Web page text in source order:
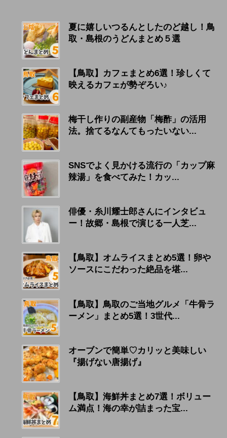
夏に嬉しいつるんとしたのど越し！鳥
取・島根のうどんまとめ５選
【鳥取】カフェまとめ6選！珍しくて
映えるカフェが勢ぞろい♪
梅干し作りの副産物「梅酢」の活用
法。捨てるなんてもったいない...
SNSでよく見かける流行の「カップ麻
辣湯」を食べてみた！カッ...
俳優・糸川耀士郎さんにインタビュ
ー！故郷・島根で演じる一人芝...
【鳥取】オムライスまとめ5選！卵や
ソースにこだわった絶品を堪...
【鳥取】鳥取のご当地グルメ「牛骨ラ
ーメン」まとめ5選！3世代...
オーブンで簡単♡カリッと美味しい
『揚げない唐揚げ』
【鳥取】海鮮丼まとめ7選！ボリュー
ム満点！海の幸が詰まった宝...